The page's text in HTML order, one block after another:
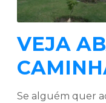
VEJA
Se alguém quer